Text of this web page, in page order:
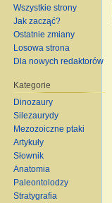
Wszystkie strony
Jak zacząć?
Ostatnie zmiany
Losowa strona
Dla nowych redaktorów
Kategorie
Dinozaury
Silezaurydy
Mezozoiczne ptaki
Artykuły
Słownik
Anatomia
Paleontolodzy
Stratygrafia